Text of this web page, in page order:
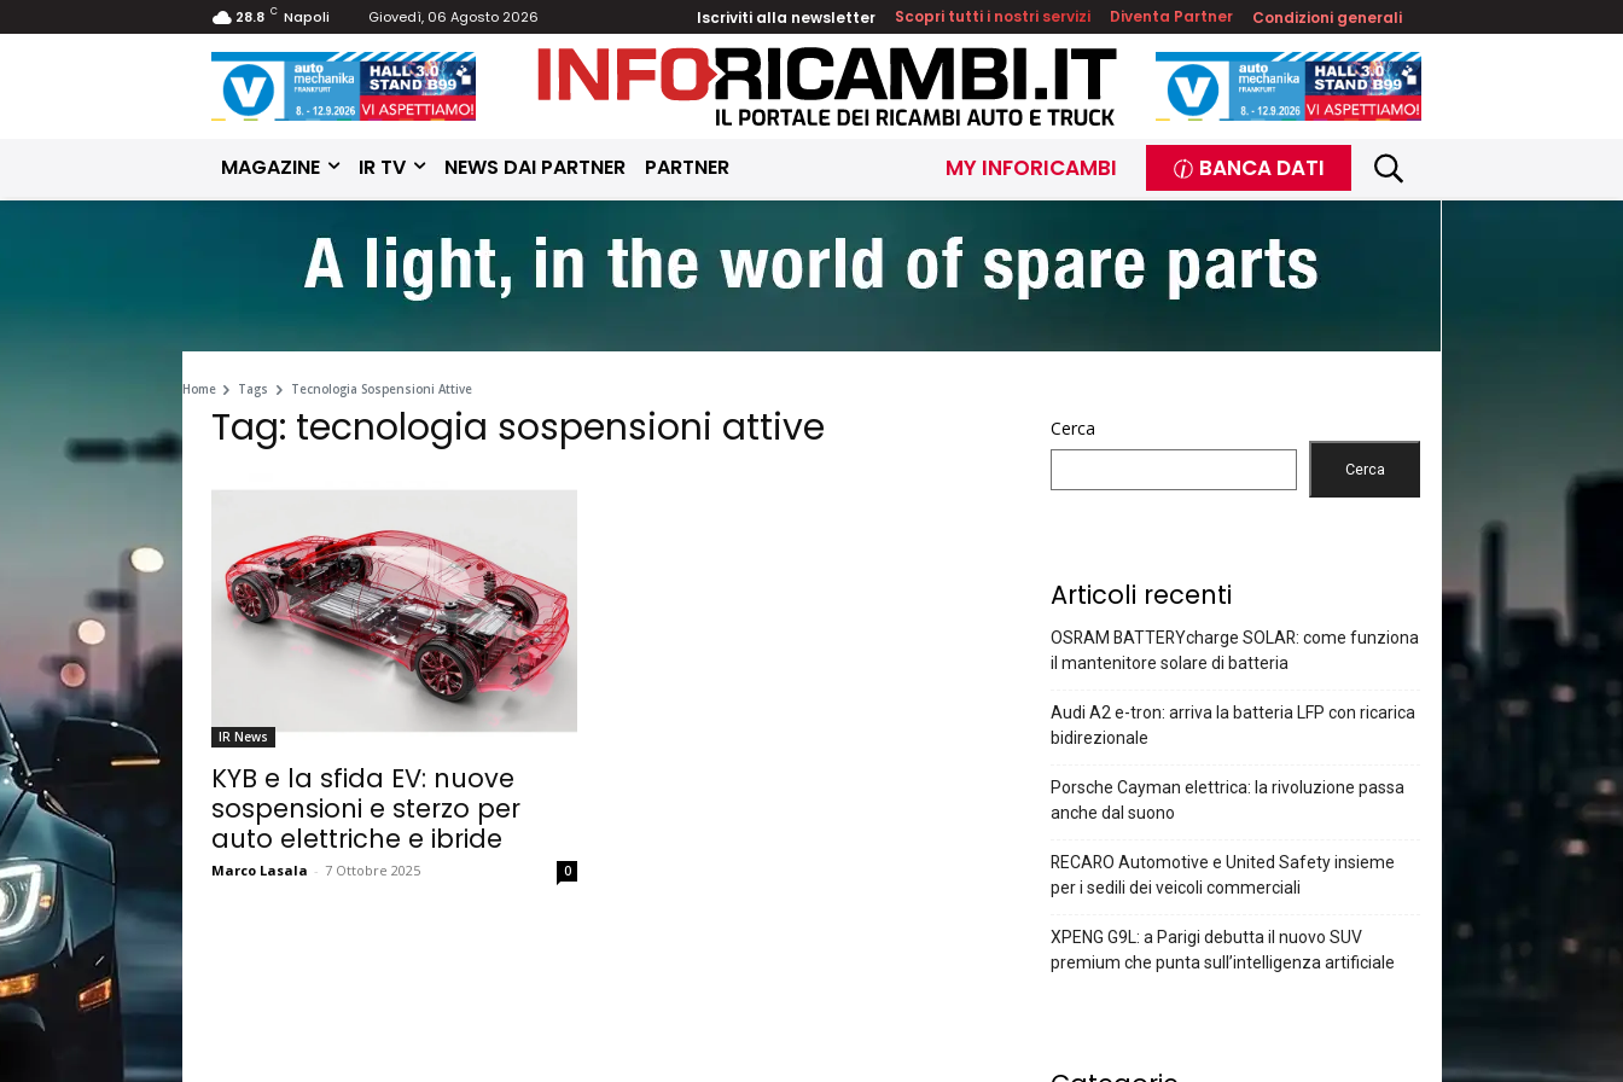
28.8 C Napoli Giovedì, 06 Agosto 2026 Iscriviti alla newsletter Scopri tutti i nostri servizi Diventa Partner Condizioni generali
MAGAZINE IR TV NEWS DAI PARTNER PARTNER MY INFORICAMBI BANCA DATI
Home Tags Tecnologia Sospensioni Attive
Tag: tecnologia sospensioni attive
IR News
KYB e la sfida EV: nuove
sospensioni e sterzo per
auto elettriche e ibride
Marco Lasala - 7 Ottobre 2025 0
Cerca
Cerca
Articoli recenti
OSRAM BATTERYcharge SOLAR: come funziona
il mantenitore solare di batteria
Audi A2 e-tron: arriva la batteria LFP con ricarica
bidirezionale
Porsche Cayman elettrica: la rivoluzione passa
anche dal suono
RECARO Automotive e United Safety insieme
per i sedili dei veicoli commerciali
XPENG G9L: a Parigi debutta il nuovo SUV
premium che punta sull’intelligenza artificiale